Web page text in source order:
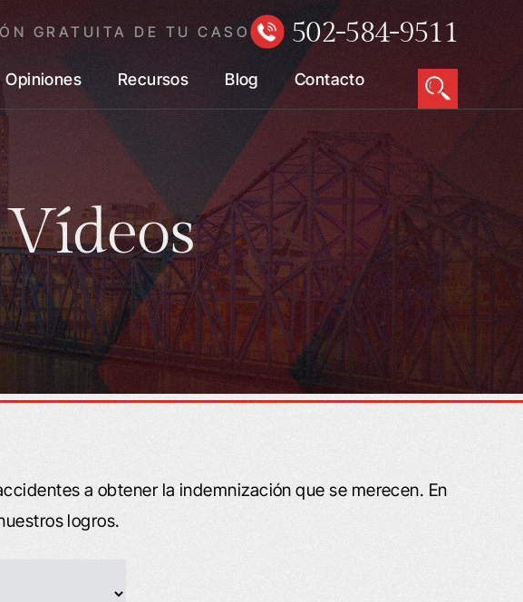
GRATUITA DE TU CASO 502-584-9511
Opiniones Recursos Blog Contacto
a obtener la indemnización que se merecen. En
logros.